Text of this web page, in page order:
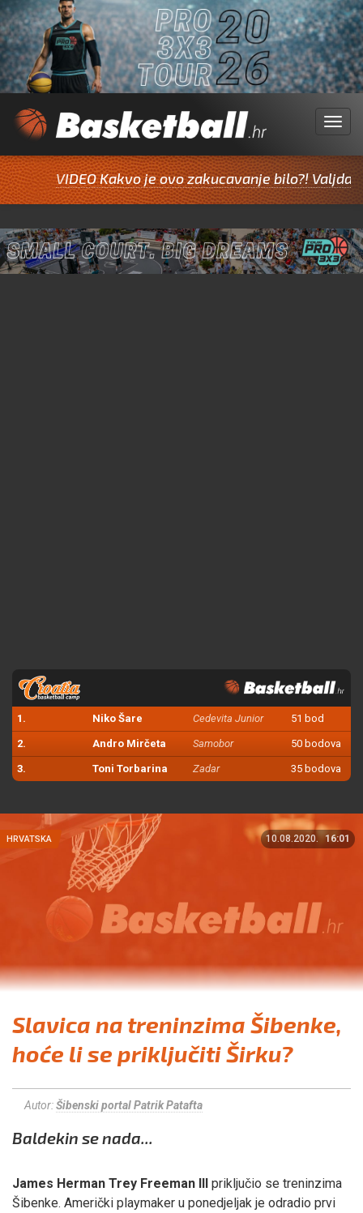
Menu
VIDEO Kakvo je ovo zakucavanje bilo?! Valjda
1. Niko Šare Cedevita Junior 51 bod
2. Andro Mirčeta Samobor 50 bodova
3. Toni Torbarina Zadar 35 bodova
HRVATSKA 10.08.2020. 16:01
Slavica na treninzima Šibenke,
hoće li se priključiti Širku?
Autor:Šibenski portal Patrik Patafta
Baldekin se nada...
James Herman Trey Freeman III priključio se treninzima
Šibenke. Američki playmaker u ponedjeljak je odradio prvi